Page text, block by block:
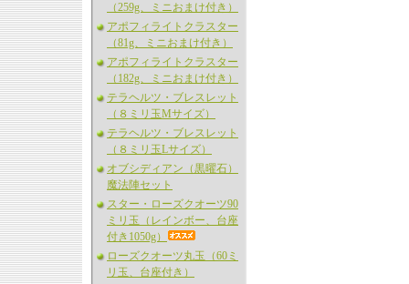
（259g、ミニおまけ付き）
アポフィライトクラスター
（81g、ミニおまけ付き）
アポフィライトクラスター
（182g、ミニおまけ付き）
テラヘルツ・ブレスレット
（８ミリ玉Mサイズ）
テラヘルツ・ブレスレット
（８ミリ玉Lサイズ）
オブシディアン（黒曜石）
魔法陣セット
スター・ローズクオーツ90
ミリ玉（レインボー、台座
付き1050g）
ローズクオーツ丸玉（60ミ
リ玉、台座付き）